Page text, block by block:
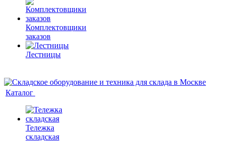
Комплектовщики
заказов
Лестницы
Каталог
Тележка
складская